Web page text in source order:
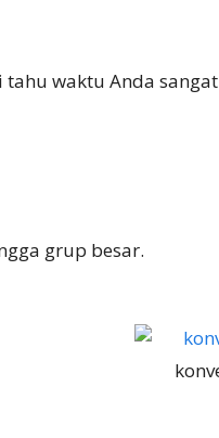
tahu waktu Anda
grup besar.